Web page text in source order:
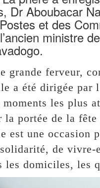
Dr Aboubacar
et des
ministre
grande ferveur,
a été dirigée par
moments les plus
la portée de la
est une occasion
de vivre-
les domiciles, les